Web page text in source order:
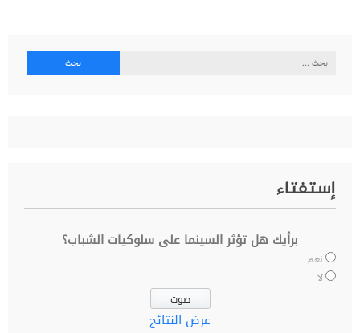
البحث
إستفتاء
برأيك هل تؤثر السينما على سلوكيات الشباب؟
نعم
لا
عرض النتائج